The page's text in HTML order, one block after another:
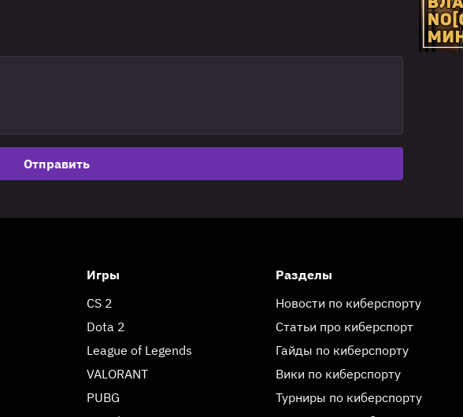
Отправить
Игры
CS 2
Dota 2
League of Legends
VALORANT
PUBG
Разделы
Новости по киберспорту
Статьи про киберспорт
Гайды по киберспорту
Вики по киберспорту
Турниры по киберспорту